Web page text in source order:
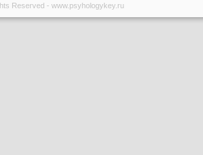
Reserved - www.psyhologykey.ru